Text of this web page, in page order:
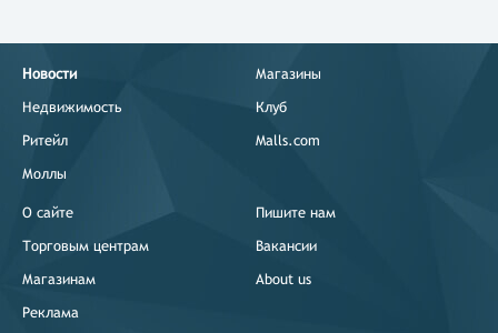
Новости
Недвижимость
Ритейл
Моллы
Магазины
Клуб
Malls.com
О сайте
Торговым центрам
Магазинам
Реклама
Пишите нам
Вакансии
About us